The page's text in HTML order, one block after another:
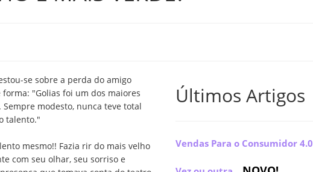
se sobre a perda do amigo
"Golias foi um dos maiores
modesto, nunca teve total
talento."
mesmo!! Fazia rir do mais velho
com seu olhar, seu sorriso e
Últimos Artigos
Vendas Para o Consumidor 4.0